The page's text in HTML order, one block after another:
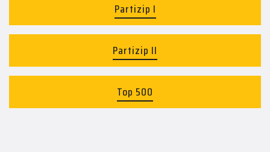
Partizip I
Partizip II
Top 500